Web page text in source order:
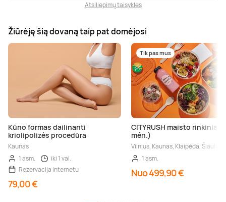
Atsiliepimų taisyklės
Žiūrėję šią dovaną taip pat domėjosi
Kūno formas dailinanti
kriolipolizės procedūra
Kaunas
1 asm.
iki 1 val.
Rezervacija internetu
79,00 €
Tik pas mus
CITYRUSH maisto rinkiniai
mėn.)
Vilnius, Kaunas, Klaipėda, Šiauliai
1 asm.
Nuo 499,90 €